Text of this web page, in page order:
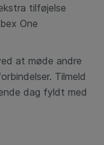
tilføjelse
One
at møde andre
Tilmeld
dag fyldt med